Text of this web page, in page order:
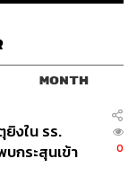
MONTH
งใน รร.
กระสุนเข้า
0